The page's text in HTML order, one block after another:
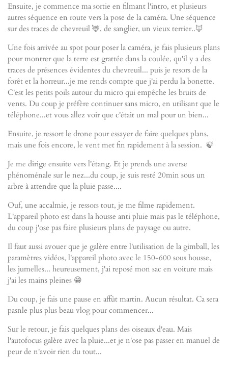
Ensuite, je commence ma sortie en filmant l'intro, et plusieurs
autres séquence en route vers la pose de la caméra. Une séquence
sur des traces de chevreuil 🦌, de sanglier, un vieux terrier..🦊
Une fois arrivée au spot pour poser la caméra, je fais plusieurs plans
pour montrer que la terre est grattée dans la coulée, qu'il y a des
traces de présences évidentes du chevreuil... puis je resors de la
forêt et la horreur...je me rends compte que j'ai perdu la bonette.
C'est les petits poils autour du micro qui empêche les bruits de
vents. Du coup je préfère continuer sans micro, en utilisant que le
téléphone...et vous allez voir que c'était un mal pour un bien...
Ensuite, je ressort le drone pour essayer de faire quelques plans,
mais une fois encore, le vent met fin rapidement à la session. 🍃
Je me dirige ensuite vers l'étang. Et je prends une averse
phénoménale sur le nez...du coup, je suis resté 20min sous un
arbre à attendre que la pluie passe....
Ouf, une accalmie, je ressors tout, je me filme rapidement.
L'appareil photo est dans la housse anti pluie mais pas le téléphone,
du coup j'ose pas faire plusieurs plans de paysage ou autre.
Il faut aussi avouer que je galère entre l'utilisation de la gimball, les
paramètres vidéos, l'appareil photo avec le 150-600 sous housse,
les jumelles... heureusement, j'ai reposé mon sac en voiture mais
j'ai les mains pleines 😁
Du coup, je fais une pause en affût martin. Aucun résultat. Ca sera
pasnle plus plus beau vlog pour commencer...
Sur le retour, je fais quelques plans des oiseaux d'eau. Mais
l'autofocus galère avec la pluie...et je n'ose pas passer en manuel de
peur de n'avoir rien du tout...